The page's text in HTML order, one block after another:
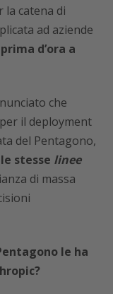
la catena di
ad aziende
d’ora a
che
per il deployment
del Pentagono,
le stesse linee
di massa
le ha